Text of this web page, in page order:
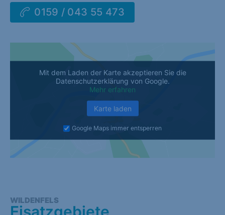
0159 / 043 55 473
Mit dem Laden der Karte akzeptieren Sie die
Datenschutzerklärung von Google.
Mehr erfahren
Karte laden
Google Maps immer entsperren
WILDENFELS
Eisatzgebiete